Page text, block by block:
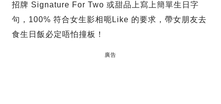
招牌 Signature For Two 或甜品上寫上簡單生日字
句，100% 符合女生影相呃Like 的要求，帶女朋友去
食生日飯必定唔怕撞板！
廣告